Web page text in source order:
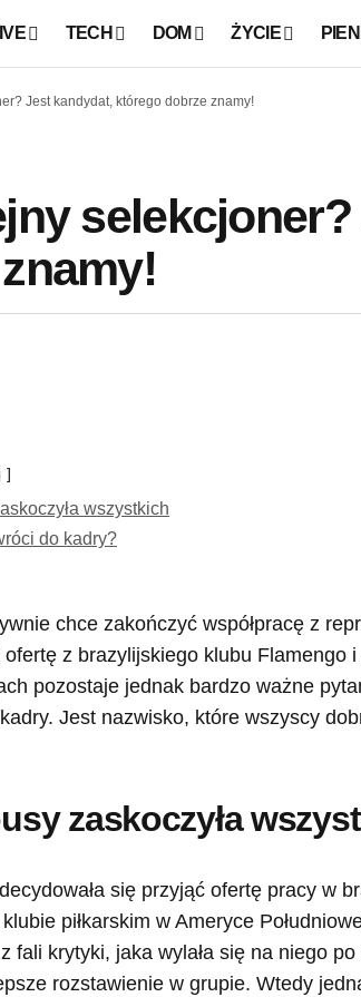
TECH DOM ŻYCIE
Jest kandydat, którego dobrze znamy!
wszystkich
do kadry?
chce zakończyć współpracę z
ofertę z brazylijskiego klubu Flamengo
pozostaje jednak bardzo ważne
Jest nazwisko, które wszyscy
zaskoczyła
się przyjąć ofertę pracy w
piłkarskim w Ameryce
fali krytyki, jaka wylała się na niego
rozstawienie w grupie. Wtedy